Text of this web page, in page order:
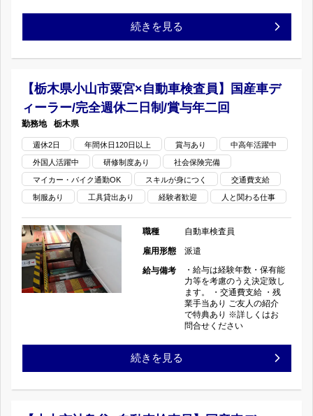
休
二
日
賞
与
年
検
査
員】
国
産
車
デ
全
週
【栃
県
小
山
市
×
自
員】
国
続きを見る
【栃木県小山市粟宮×自動車検査員】国産車デ
ィーラー/完全週休二日制/賞与年二回
栃木県
週休2日 年間休日120日以上 賞与あり 中高年活躍中
外国人活躍中 研修制度あり 社会保険完備
マイカー・バイク通勤OK スキルが身につく 交通費支給
制服あり 工具貸出あり 経験者歓迎 人と関わる仕事
職種
自動車検査員
雇用形態
派遣
給与備考
・給与は経験年数・保有能
力等を考慮のうえ決定致し
ます。 ・交通費支給 ・残
業手当あり ご友人の紹介
で特典あり ※詳しくはお
問合せください
【栃
県
続きを見る